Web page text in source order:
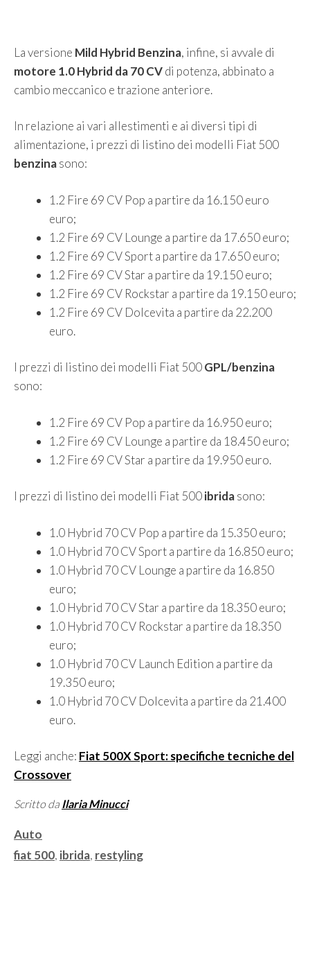
La versione Mild Hybrid Benzina, infine, si avvale di
motore 1.0 Hybrid da 70 CVdi potenza, abbinato a
cambio meccanico e trazione anteriore.
In relazione ai vari allestimenti e ai diversi tipi di
alimentazione, i prezzi di listino dei modelli Fiat 500
benzinasono:
1.2 Fire 69 CV Pop a partire da 16.150 euro
euro;
1.2 Fire 69 CV Lounge a partire da 17.650 euro;
1.2 Fire 69 CV Sport a partire da 17.650 euro;
1.2 Fire 69 CV Star a partire da 19.150 euro;
1.2 Fire 69 CV Rockstar a partire da 19.150 euro;
1.2 Fire 69 CV Dolcevita a partire da 22.200
euro.
I prezzi di listino dei modelli Fiat 500GPL/benzina
sono:
1.2 Fire 69 CV Pop a partire da 16.950 euro;
1.2 Fire 69 CV Lounge a partire da 18.450 euro;
1.2 Fire 69 CV Star a partire da 19.950 euro.
I prezzi di listino dei modelli Fiat 500ibridasono:
1.0 Hybrid 70 CV Pop a partire da 15.350 euro;
1.0 Hybrid 70 CV Sport a partire da 16.850 euro;
1.0 Hybrid 70 CV Lounge a partire da 16.850
euro;
1.0 Hybrid 70 CV Star a partire da 18.350 euro;
1.0 Hybrid 70 CV Rockstar a partire da 18.350
euro;
1.0 Hybrid 70 CV Launch Edition a partire da
19.350 euro;
1.0 Hybrid 70 CV Dolcevita a partire da 21.400
euro.
Leggi anche: Fiat 500X Sport: specifiche tecniche del
Crossover
Scritto da Ilaria Minucci
Categorie
Auto
Tag
fiat 500, ibrida, restyling